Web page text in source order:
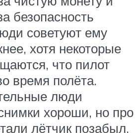
безопасность
советуют ему
хотя некоторые
что пилот
время полёта.
люди
хороши, но про
лётчик позабыл.